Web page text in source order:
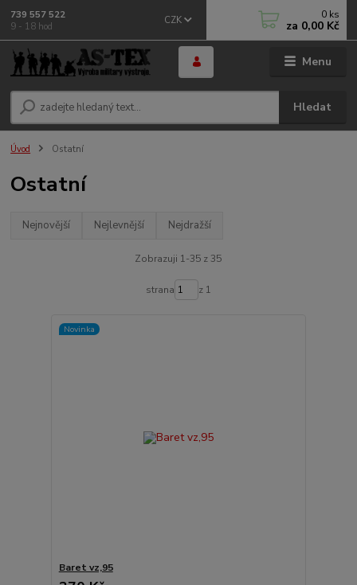
Menu
CZK
Hledat
739 557 522
9 - 18 hod
0 ks
za 0,00 Kč
Úvod Ostatní
Ostatní
Nejnovější Nejlevnější Nejdražší
Zobrazuji 1-35 z 35
strana z 1
Novinka
Baret vz,95